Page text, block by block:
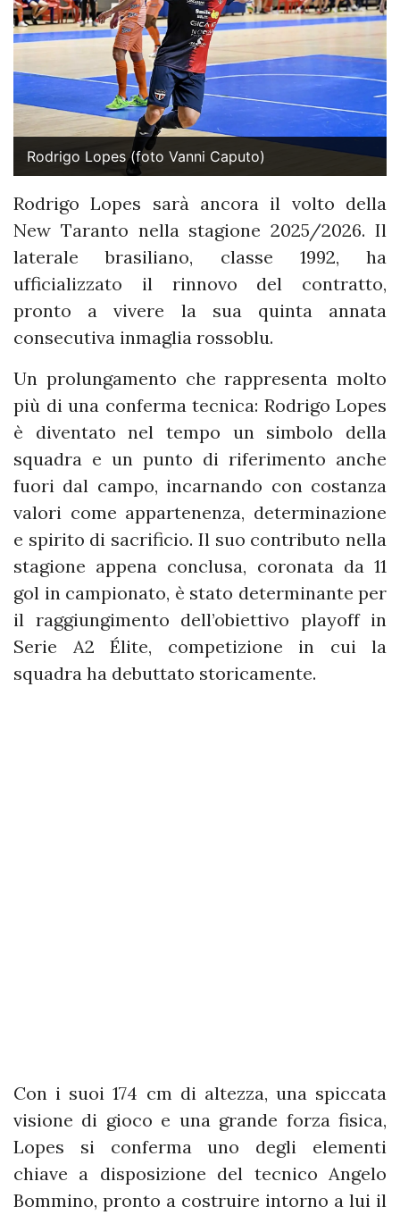
Rodrigo Lopes (foto Vanni Caputo)
Rodrigo Lopes sarà ancora il volto della
New Taranto nella stagione 2025/2026. Il
laterale brasiliano, classe 1992, ha
ufficializzato il rinnovo del contratto,
pronto a vivere la sua quinta annata
consecutiva inmaglia rossoblu.
Un prolungamento che rappresenta molto
più di una conferma tecnica: Rodrigo Lopes
è diventato nel tempo un simbolo della
squadra e un punto di riferimento anche
fuori dal campo, incarnando con costanza
valori come appartenenza, determinazione
e spirito di sacrificio. Il suo contributo nella
stagione appena conclusa, coronata da 11
gol in campionato, è stato determinante per
il raggiungimento dell’obiettivo playoff in
Serie A2 Élite, competizione in cui la
squadra ha debuttato storicamente.
Con i suoi 174 cm di altezza, una spiccata
visione di gioco e una grande forza fisica,
Lopes si conferma uno degli elementi
chiave a disposizione del tecnico Angelo
Bommino, pronto a costruire intorno a lui il